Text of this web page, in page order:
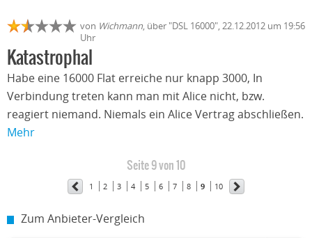
von Wichmann, über "DSL 16000", 22.12.2012 um 19:56
Uhr
Katastrophal
Habe eine 16000 Flat erreiche nur knapp 3000, In
Verbindung treten kann man mit Alice nicht, bzw.
reagiert niemand. Niemals ein Alice Vertrag abschließen.
Mehr
Seite 9 von 10
1 2 3 4 5 6 7 8 9 10
Zum Anbieter-Vergleich